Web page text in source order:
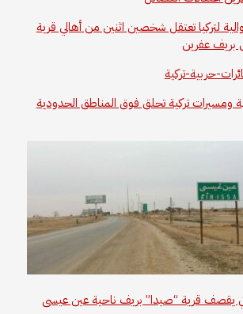
لتركيا تعتقل شخصين اثنين من أهالي قرية
بريف عفرين
ومسيرات تركية تحلق فوق المناطق الحدودية
يقصف قرية “صيدا” بريف ناحية عين عيسى